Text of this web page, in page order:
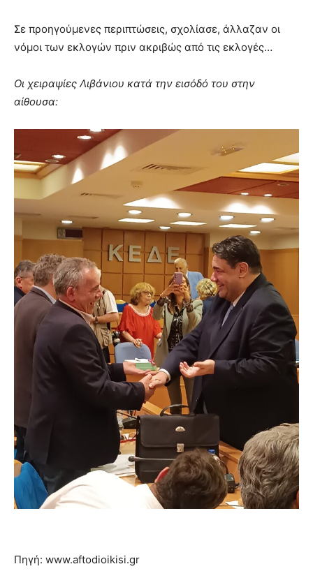
Σε προηγούμενες περιπτώσεις, σχολίασε, άλλαζαν οι
νόμοι των εκλογών πριν ακριβώς από τις εκλογές…
Οι χειραψίες Λιβάνιου κατά την εισόδό του στην
αίθουσα:
Πηγή: www.aftodioikisi.gr